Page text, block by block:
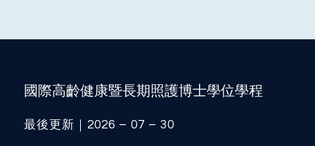
國際高齡健康暨長期照護博士學位學程
最後更新｜2026 – 07 – 30